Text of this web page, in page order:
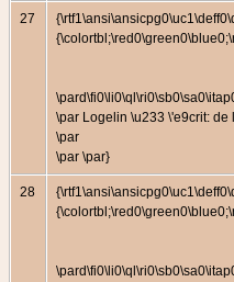
27
\par Logelin \u233 \'e9crit:
\par
\par \par}
28